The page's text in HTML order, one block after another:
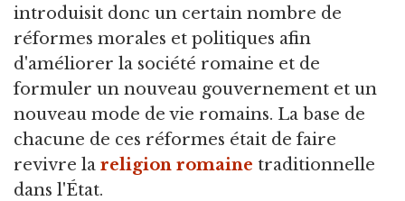
introduisit donc un certain nombre de
réformes morales et politiques afin
d'améliorer la société romaine et de
formuler un nouveau gouvernement et un
nouveau mode de vie romains. La base de
chacune de ces réformes était de faire
revivre la religion romaine traditionnelle
dans l'État.